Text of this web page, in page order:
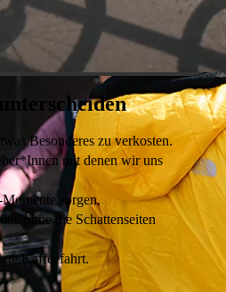
Besonderes zu verkosten.
mit denen wir uns
sorgen.
ohne die Schattenseiten
Kaffeefahrt.